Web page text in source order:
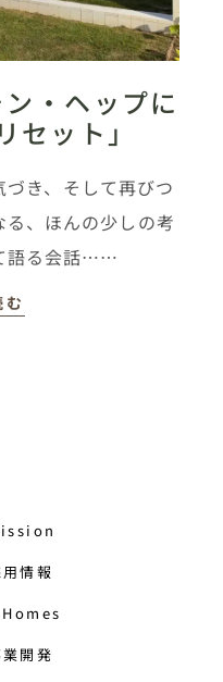
・ヘップに
セット」
き、そして再びつ
、ほんの少しの考
語る会話……
情報
開発